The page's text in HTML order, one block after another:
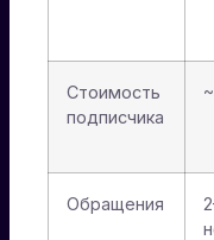
Стоимость
подписчика
Обращения